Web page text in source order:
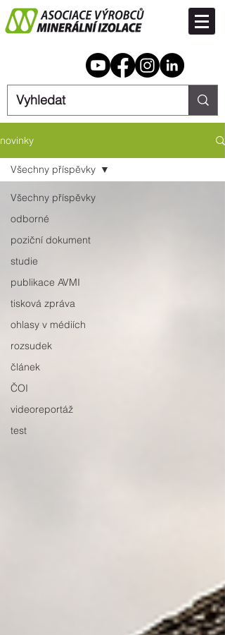
novinky
Všechny příspěvky
odborné
poziční dokument
studie
publikace AVMI
tisková zpráva
ohlasy v médiích
rozsudek
článek
ČOI
videoreportáž
test
Všechny příspěvky